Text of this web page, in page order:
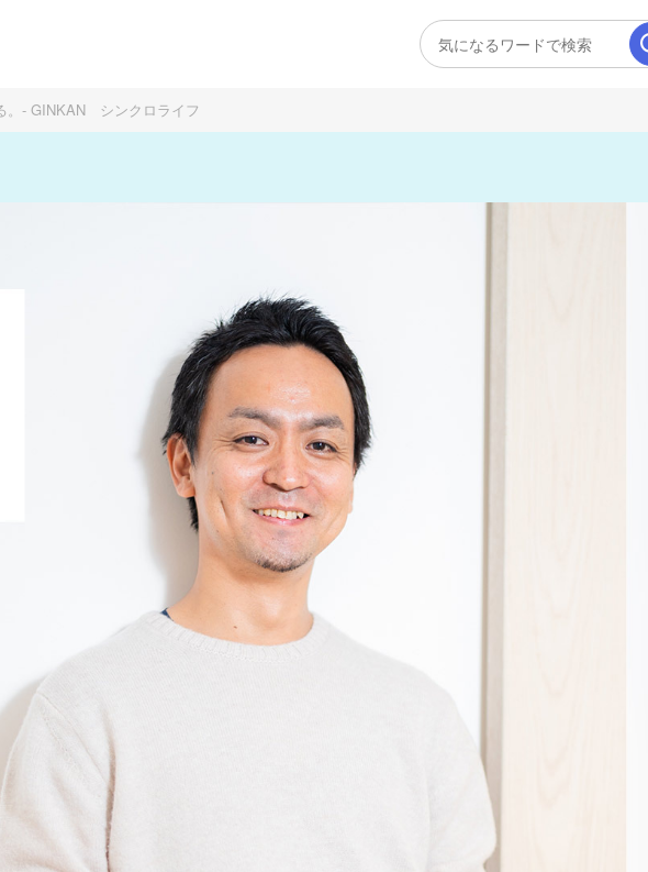
。- GINKAN シンクロライフ